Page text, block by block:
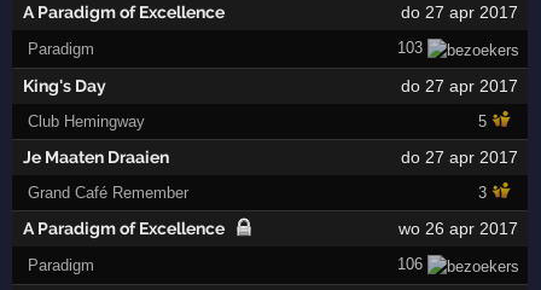
A Paradigm of Excellence do 27 apr 2017
Paradigm 103
King's Day do 27 apr 2017
Club Hemingway 5
Je Maaten Draaien do 27 apr 2017
Grand Café Remember 3
A Paradigm of Excellence wo 26 apr 2017
Paradigm 106